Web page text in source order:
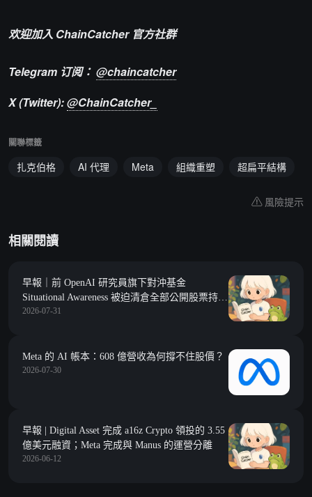
欢迎加入 ChainCatcher 官方社群
Telegram 订阅： @chaincatcher
X (Twitter):@ChainCatcher_
關聯標籤
扎克伯格 AI 代理 Meta 組織重塑 超扁平結構
風險提示
相關閱讀
早報｜前 OpenAI 研究員旗下對沖基金
Situational Awareness 被迫清倉全部公開股票持
倉；幣安研究：2026 年上半年鏈上市場普遍收
2026-07-31
Meta 的 AI 帳本：608 億營收為何撐不住股價？
2026-07-30
早報 | Digital Asset 完成 a16z Crypto 領投的 3.55
億美元融資；Meta 完成與 Manus 的運營分離
2026-06-12